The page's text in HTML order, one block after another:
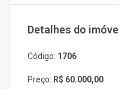
Detalhes do imóvel
Código: 1706
Preço: R$ 60.000,00